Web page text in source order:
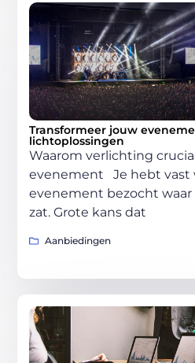
Transformeer jouw
lichtoplossingen
Waarom verlichting
evenement Je hebt vast
evenement bezocht waar
zat. Grote kans dat
Aanbiedingen